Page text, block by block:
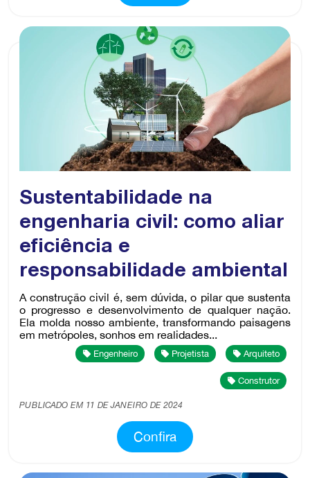
Engenheiro Projetista Arquiteto
Construtor
Sustentabilidade na
engenharia civil: como aliar
eficiência e
responsabilidade ambiental
A construção civil é, sem dúvida, o pilar que sustenta
o progresso e desenvolvimento de qualquer nação.
Ela molda nosso ambiente, transformando paisagens
em metrópoles, sonhos em realidades...
PUBLICADO EM 11 DE JANEIRO DE 2024
Confira